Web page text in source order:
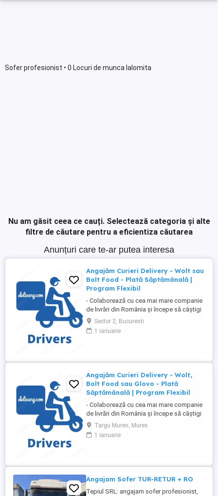
Sofer profesionist • 0 Locuri de munca Ialomita
Nu am găsit ceea ce cauți. Selectează categoria și alte
filtre de căutare pentru a eficientiza căutarea
Anunțuri care te-ar putea interesa
Angajăm Curieri Delivery - Wolt sau
Bolt Food - Plată Săptămânală |
Program Flexibil
- Colaborează cu cea mai mare companie
de livrări din România și începe să câștigi
rapid! - Cerințe: Minim 18 ani Mijloc de
transport propriu (mașină, scuter,
motocicletă sau bicicletă) Telefon mobil
atractive ...
Sector 2, Bucuresti
1 ianuarie
Angajăm Curieri Delivery - Wolt,
Bolt Food sau Glovo - Plată
Săptămânală | Program Flexibil
- Colaborează cu cea mai mare companie
de livrări din România și începe să câștigi
rapid! - Cerințe: Minim 18 ani Mijloc de
transport propriu (mașină, scuter,
motocicletă sau bicicletă) Telefon mobil
atractive ...
Targu Mures, Mures
1 ianuarie
Angajam Sofer TUR-RETUR + RO
Tepiul SRL: angajam sofer profesionist,